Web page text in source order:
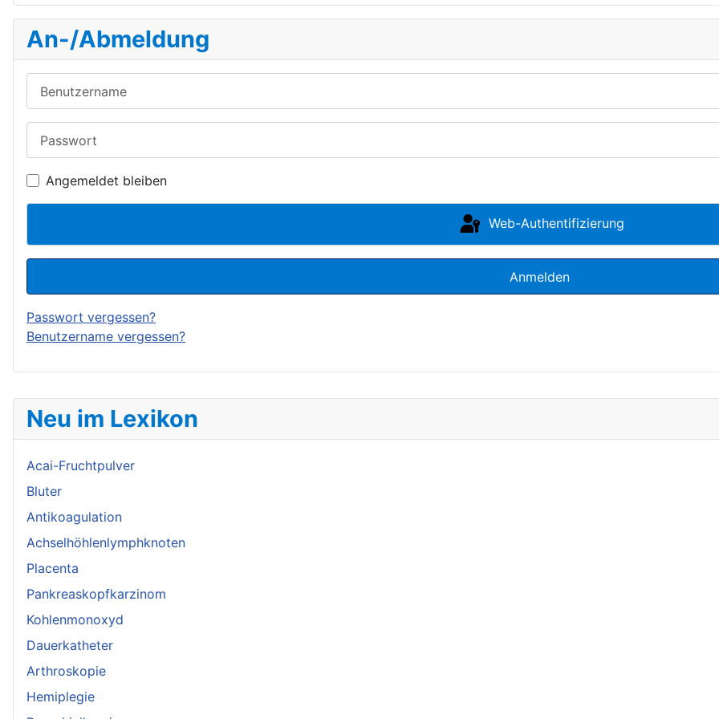
Neu im Lexikon
Acai-Fruchtpulver
Bluter
Antikoagulation
Achselhöhlenlymphknoten
Placenta
Pankreaskopfkarzinom
Kohlenmonoxyd
Dauerkatheter
Arthroskopie
Hemiplegie
An-/Abmeldung
Angemeldet bleiben
Web-Authentifizierung
Anmelden
Passwort vergessen?
Benutzername vergessen?